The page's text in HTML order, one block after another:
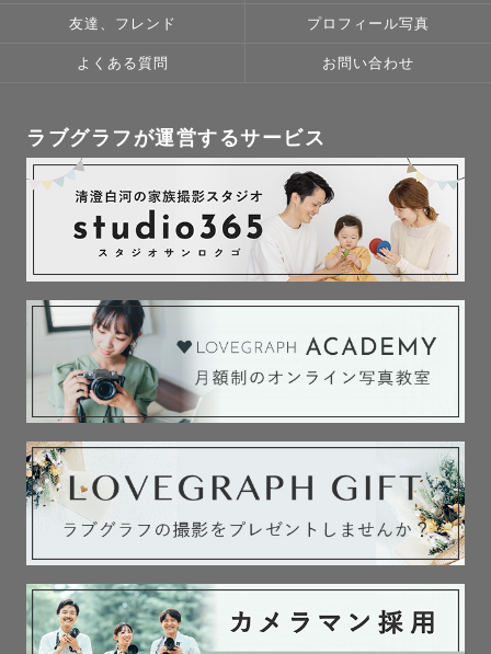
友達、フレンド プロフィール写真
よくある質問 お問い合わせ
ラブグラフが運営するサービス